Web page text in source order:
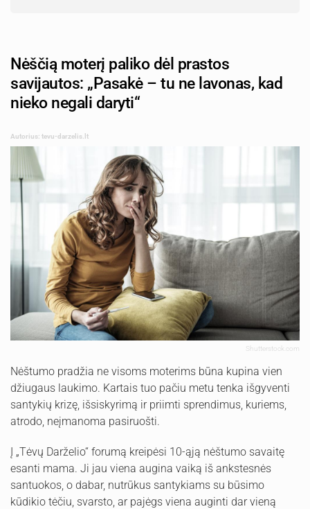
Nėščią moterį paliko dėl prastos
savijautos: „Pasakė – tu ne lavonas, kad
nieko negali daryti“
Autorius: tevu-darzelis.lt
Shutterstock.com
Nėštumo pradžia ne visoms moterims būna kupina vien
džiugaus laukimo. Kartais tuo pačiu metu tenka išgyventi
santykių krizę, išsiskyrimą ir priimti sprendimus, kuriems,
atrodo, neįmanoma pasiruošti.
Į „Tėvų Darželio“ forumą kreipėsi 10-ąją nėštumo savaitę
esanti mama. Ji jau viena augina vaiką iš ankstesnės
santuokos, o dabar, nutrūkus santykiams su būsimo
kūdikio tėčiu, svarsto, ar pajėgs viena auginti dar vieną